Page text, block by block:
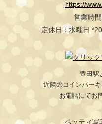
https://
営業時
定休日：水曜日
豊田駅
近隣のコインパーキ
お電話にてお
ベッティ写